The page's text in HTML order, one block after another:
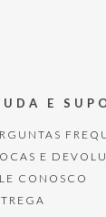
E
E
CONOSCO